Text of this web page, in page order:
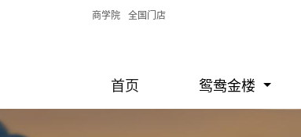
商学院 全国门店
首页 鸳鸯金楼